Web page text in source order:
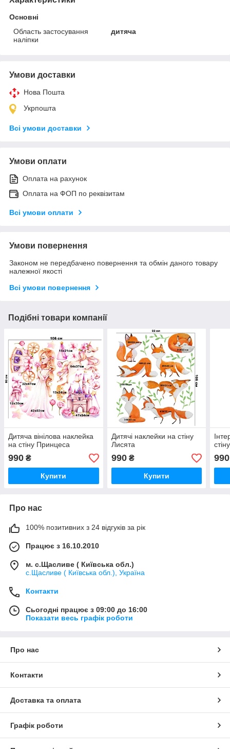
Основні
Область застосування
наліпки
дитяча
Умови доставки
Нова Пошта
Укрпошта
Всі умови доставки
Умови оплати
Оплата на рахунок
Оплата на ФОП по реквізитам
Всі умови оплати
Умови повернення
Законом не передбачено повернення та обмін даного товару
належної якості
Всі умови повернення
Подібні товари компанії
Дитяча вінілова наклейка
на стіну Принцеса
990 ₴
Купити
Дитячі наклейки на стіну
Лисята
990₴
Купити
стіну
990
Про нас
100% позитивних з 24 відгуків за рік
Працює з 16.10.2010
м. с.Щасливе ( Київська обл.)
с.Щасливе ( Київська обл.), Україна
Контакти
Сьогодні працює з 09:00 до 16:00
Показати весь графік роботи
Про нас
Контакти
Доставка та оплата
Графік роботи